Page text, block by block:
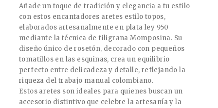
Añade un toque de tradición y elegancia a tu estilo
con estos encantadores aretes estilo topos,
elaborados artesanalmente en plata ley 950
mediante la técnica de filigrana Momposina. Su
diseño único de rosetón, decorado con pequeños
tomatillos en las esquinas, crea un equilibrio
perfecto entre delicadeza y detalle, reflejando la
riqueza del trabajo manual colombiano.
Estos aretes son ideales para quienes buscan un
accesorio distintivo que celebre la artesanía y la